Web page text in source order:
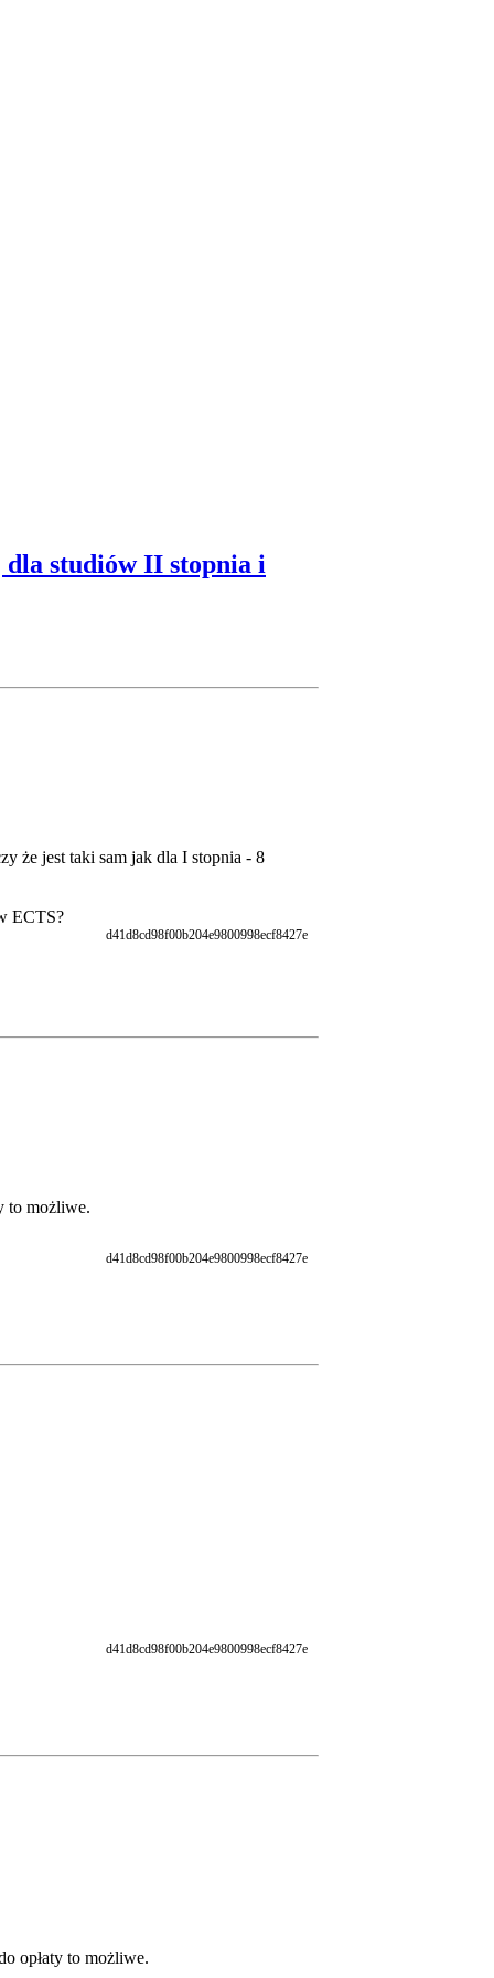
studiów II stopnia i
że jest taki sam jak dla I stopnia - 8
ECTS?
d41d8cd98f00b204e9800998ecf8427e
to możliwe.
d41d8cd98f00b204e9800998ecf8427e
d41d8cd98f00b204e9800998ecf8427e
opłaty to możliwe.